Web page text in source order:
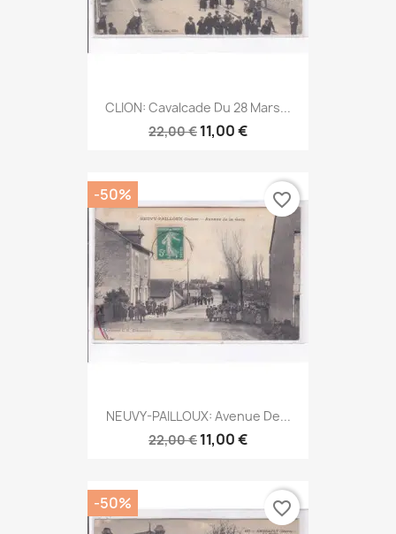
CLION: Cavalcade Du 28 Mars...
22,00 € 11,00 €
NEUVY-PAILLOUX: Avenue De...
22,00 € 11,00 €
-50% favorite_border
-50% favorite_border